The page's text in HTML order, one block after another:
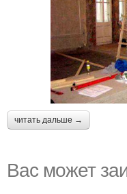
читать дальше →
Вас может